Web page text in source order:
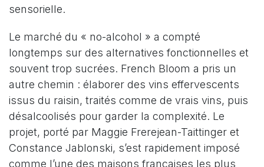
sensorielle.
Le marché du « no-alcohol » a compté
longtemps sur des alternatives fonctionnelles et
souvent trop sucrées. French Bloom a pris un
autre chemin : élaborer des vins effervescents
issus du raisin, traités comme de vrais vins, puis
désalcoolisés pour garder la complexité. Le
projet, porté par Maggie Frerejean-Taittinger et
Constance Jablonski, s’est rapidement imposé
comme l’une des maisons françaises les plus